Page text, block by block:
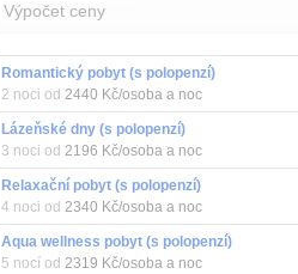
Výpočet ceny
Romantický pobyt (s polopenzí)
2 noci od 2440 Kč/osoba a noc
Lázeňské dny (s polopenzí)
3 noci od 2196 Kč/osoba a noc
Relaxační pobyt (s polopenzí)
4 noci od 2340 Kč/osoba a noc
Aqua wellness pobyt (s polopenzí)
5 nocí od 2319 Kč/osoba a noc